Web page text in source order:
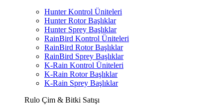
Hunter Kontrol Üniteleri
Hunter Rotor Başlıklar
Hunter Sprey Başlıklar
RainBird Kontrol Üniteleri
RainBird Rotor Başlıklar
RainBird Sprey Başlıklar
K-Rain Kontrol Üniteleri
K-Rain Rotor Başlıklar
K-Rain Sprey Başlıklar
Rulo Çim & Bitki Satışı